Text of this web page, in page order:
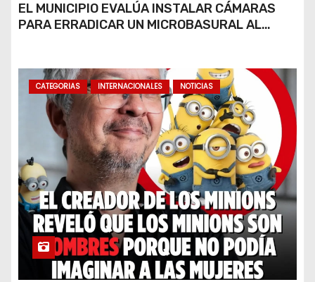
EL MUNICIPIO EVALÚA INSTALAR CÁMARAS
PARA ERRADICAR UN MICROBASURAL AL
CATEGORIAS INTERNACIONALES NOTICIAS